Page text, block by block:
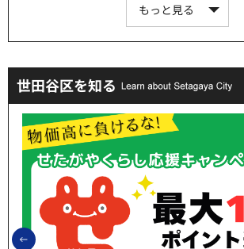
もっと見る
世田谷区を知る
前のスライドを表示